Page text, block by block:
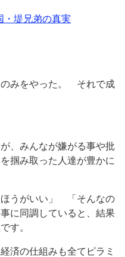
堤兄弟の真実
のみをやった。 それで成
、みんなが嫌がる事や批
掴み取った人達が豊かに
うがいい」 「そんなの
に同調していると、結果
す。
済の仕組みも全てピラミ